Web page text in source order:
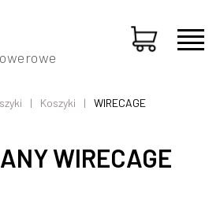
Koszyki WIRECAGE
WIRECAGE